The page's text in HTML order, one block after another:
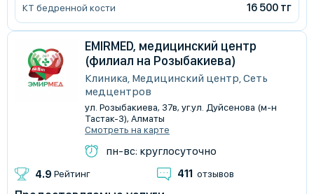
КТ бедренной кости 16 500 тг
EMIRMED, медицинский центр
(филиал на Розыбакиева)
Клиника, Медицинский центр, Сеть
медцентров
​ул. Розыбакиева, 37в, уг.ул. Дуйсенова (м-н
Тастак-3), Алматы
Смотреть на карте
пн-вс: круглосуточно
4.9 Рейтинг 411 отзывов